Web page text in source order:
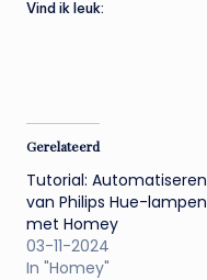
Vind ik leuk:
Gerelateerd
Tutorial: Automatiseren
van Philips Hue-lampen
met Homey
03-11-2024
In "Homey"